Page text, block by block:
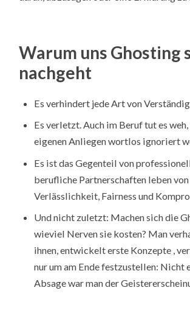
Warum uns Ghosting
nachgeht
Es verhindert jede Art von
Es verletzt. Auch im Beruf tut es
eigenen Anliegen wortlos ignoriert
Es ist das Gegenteil von
berufliche Partnerschaften leben von
Verlässlichkeit, Fairness und
Und nicht zuletzt: Machen sich die
wieviel Nerven sie kosten? Man
ihnen, entwickelt erste Konzepte ,
nur um am Ende festzustellen: Nicht
Absage war man der